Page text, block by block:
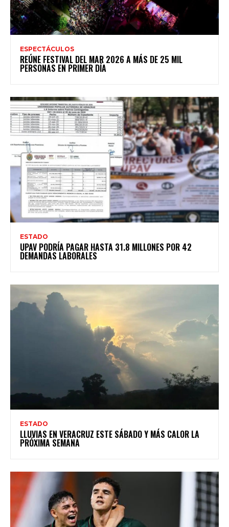
ESPECTÁCULOS
REÚNE FESTIVAL DEL MAR 2026 A MÁS DE 25 MIL
PERSONAS EN PRIMER DÍA
ESTADO
UPAV PODRÍA PAGAR HASTA 31.8 MILLONES POR 42
DEMANDAS LABORALES
ESTADO
LLUVIAS EN VERACRUZ ESTE SÁBADO Y MÁS CALOR LA
PRÓXIMA SEMANA